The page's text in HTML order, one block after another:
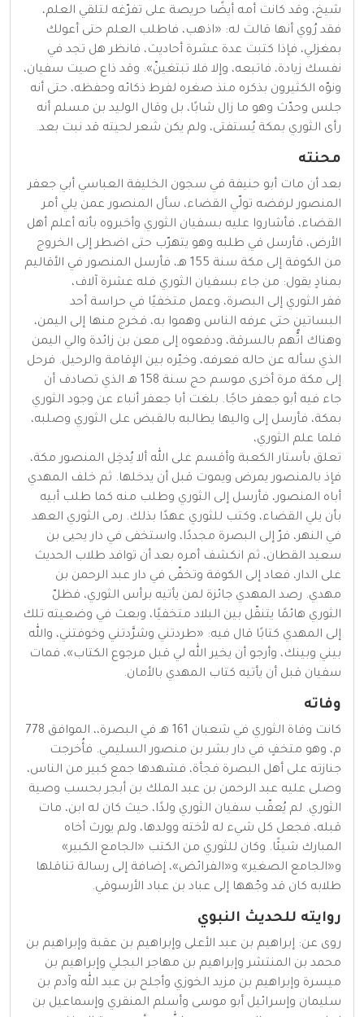
شيخ، وقد كانت أمه أيضًا حريصة على تفرّغه لتلقي العلم،
فقد رُوي أنها قالت له: «اذهب، فاطلب العلم حتى أعولك
بمغزلي، فإذا كتبت عدة عشرة أحاديث، فانظر هل تجد في
نفسك زيادة، فاتبعه، وإلا فلا تبتغينّ». وقد ذاع صيت سفيان،
ونوّه الكثيرون بذكره منذ صغره لفرط ذكائه وحفظه، حتى أنه
جلس وحدّث وهو ما زال شابًا، بل وقال الوليد بن مسلم أنه
رأى الثوري بمكة يُستفتى، ولم يكن شعر لحيته قد نبت بعد.
محنته
بعد أن مات أبو حنيفة في سجون الخليفة العباسي أبي جعفر
المنصور لرفضه تولّي القضاء، سأل المنصور عمن يلي أمر
القضاء، فأشاروا عليه بسفيان الثوري وأخبروه بأنه أعلم أهل
الأرض، فأرسل في طلبه وهو يتهرّب حتى اضطر إلى الخروج
من الكوفة إلى مكة سنة 155 هـ، فأرسل المنصور في الأقاليم
بمنادٍ يقول: من جاء بسفيان الثوري فله عشرة آلاف،
ففر الثوري إلى البصرة، وعمل متخفيًا في حراسة أحد
البساتين حتى عرفه الناس وهموا به، فخرج منها إلى اليمن،
وهناك اتُّهم بالسرقة، ودفعوه إلى معن بن زائدة والي اليمن
الذي سأله عن حاله فعرفه، وخيّره بين الإقامة والرحيل. فرحل
إلى مكة مرة أخرى موسم حج سنة 158 هـ الذي تصادف أن
جاء فيه أبو جعفر حاجًا. بلغت أبا جعفر أنباء عن وجود الثوري
بمكة، فأرسل إلى واليها يطالبه بالقبض على الثوري وصلبه،
فلما علم الثوري،
تعلق بأستار الكعبة وأقسم على الله ألا يُدخِل المنصور مكة،
فإذ بالمنصور يمرض ويموت قبل أن يدخلها. ثم خلف المهدي
أباه المنصور، فأرسل إلى الثوري وطلب منه كما طلب أبيه
بأن يلي القضاء، وكتب للثوري عهدًا بذلك. رمى الثوري العهد
في النهر، فرّ إلى البصرة مجددًا، واستخفى في دار يحيى بن
سعيد القطان، ثم انكشف أمره بعد أن توافد طلاب الحديث
على الدار، فعاد إلى الكوفة وتخفّى في دار عبد الرحمن بن
مهدي. رصد المهدي جائزة لمن يأتيه برأس الثوري، فظلّ
الثوري هائمًا يتنقّل بين البلاد متخفيًا، وبعث في وضعيته تلك
إلى المهدي كتابًا قال فيه: «طردتني وشرَّدتني وخوفتني، والله
بيني وبينك، وأرجو أن يخير الله لي قبل مرجوع الكتاب»، فمات
سفيان قبل أن يأتيه كتاب المهدي بالأمان.
وفاته
كانت وفاة الثوري في شعبان 161 هـ في البصرة،، الموافق 778
م، وهو متخفٍ في دار بشر بن منصور السليمي. فأُخرجت
جنازته على أهل البصرة فجأة، فشهدها جمع كبير من الناس،
وصلى عليه عبد الرحمن بن عبد الملك بن أبجر بحسب وصية
الثوري. لم يُعقّب سفيان الثوري ولدًا، حيث كان له ابن، مات
قبله، فجعل كل شيء له لأخته وولدها، ولم يورث أخاه
المبارك شيئًا. وكان للثوري من الكتب «الجامع الكبير»
و«الجامع الصغير» و«الفرائض»، إضافة إلى رسالة تناقلها
طلابه كان قد وجّهها إلى عباد بن عباد الأرسوقي.
روايته للحديث النبوي
روى عن: إبراهيم بن عبد الأعلى وإبراهيم بن عقبة وإبراهيم بن
محمد بن المنتشر وإبراهيم بن مهاجر البجلي وإبراهيم بن
ميسرة وإبراهيم بن مزيد الخوزي وأجلح بن عبد الله وآدم بن
سليمان وإسرائيل أبو موسى وأسلم المنقري وإسماعيل بن